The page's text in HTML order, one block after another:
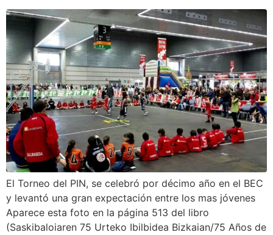
El Torneo del PIN, se celebró por décimo año en el BEC
y levantó una gran expectación entre los mas jóvenes
Aparece esta foto en la página 513 del libro
(Saskibaloiaren 75 Urteko Ibilbidea Bizkaian/75 Años de